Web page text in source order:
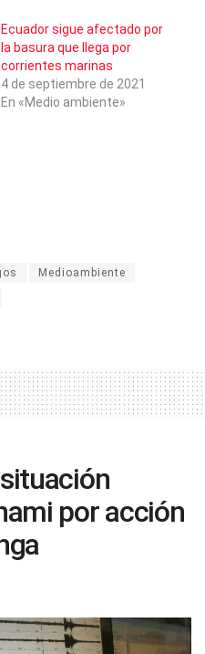
Ecuador sigue afectado por
la basura que llega por
corrientes marinas
4 de septiembre de 2021
En «Medio ambiente»
Medioambiente
por acción